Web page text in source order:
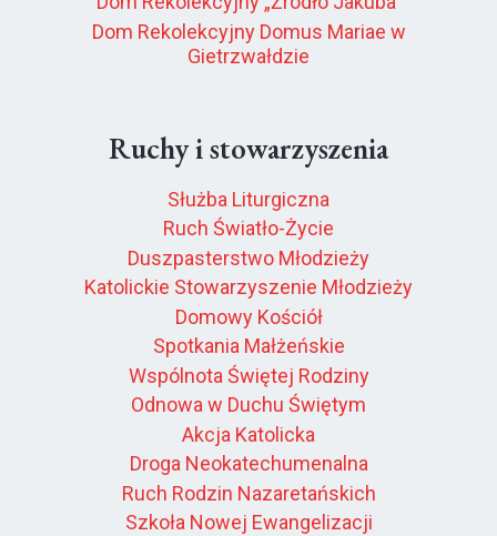
Dom Rekolekcyjny Domus Mariae w
Gietrzwałdzie
Ruchy i stowarzyszenia
Służba Liturgiczna
Ruch Światło-Życie
Duszpasterstwo Młodzieży
Katolickie Stowarzyszenie Młodzieży
Domowy Kościół
Spotkania Małżeńskie
Wspólnota Świętej Rodziny
Odnowa w Duchu Świętym
Akcja Katolicka
Droga Neokatechumenalna
Ruch Rodzin Nazaretańskich
Szkoła Nowej Ewangelizacji